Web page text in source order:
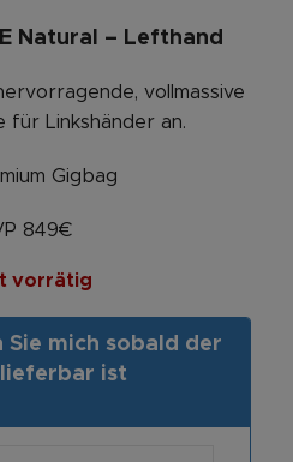
Natural – Lefthand
vollmassive
Linkshänder an.
Gigbag
849€
vorrätig
Sie mich sobald der
ist